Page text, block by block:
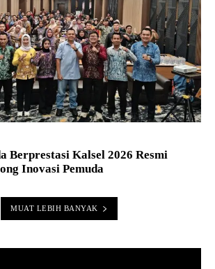
Berprestasi Kalsel 2026 Resmi
Inovasi Pemuda
MUAT LEBIH BANYAK